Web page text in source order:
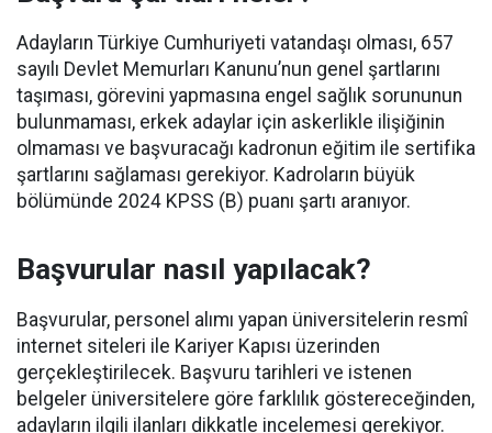
Adayların Türkiye Cumhuriyeti vatandaşı olması, 657
sayılı Devlet Memurları Kanunu’nun genel şartlarını
taşıması, görevini yapmasına engel sağlık sorununun
bulunmaması, erkek adaylar için askerlikle ilişiğinin
olmaması ve başvuracağı kadronun eğitim ile sertifika
şartlarını sağlaması gerekiyor. Kadroların büyük
bölümünde 2024 KPSS (B) puanı şartı aranıyor.
Başvurular nasıl yapılacak?
Başvurular, personel alımı yapan üniversitelerin resmî
internet siteleri ile Kariyer Kapısı üzerinden
gerçekleştirilecek. Başvuru tarihleri ve istenen
belgeler üniversitelere göre farklılık göstereceğinden,
adayların ilgili ilanları dikkatle incelemesi gerekiyor.